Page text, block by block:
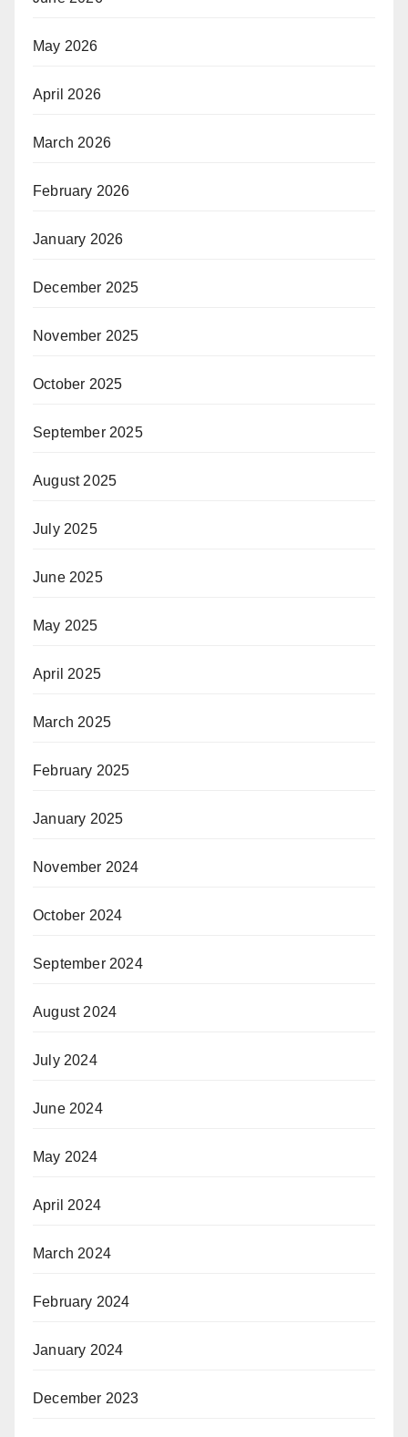
May 2026
April 2026
March 2026
February 2026
January 2026
December 2025
November 2025
October 2025
September 2025
August 2025
July 2025
June 2025
May 2025
April 2025
March 2025
February 2025
January 2025
November 2024
October 2024
September 2024
August 2024
July 2024
June 2024
May 2024
April 2024
March 2024
February 2024
January 2024
December 2023